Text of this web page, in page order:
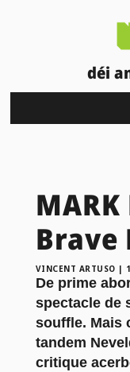
déi
MARK
Brave
VINCENT ARTUSO |
De prime
spectacle de
souffle. Mais
tandem
critique